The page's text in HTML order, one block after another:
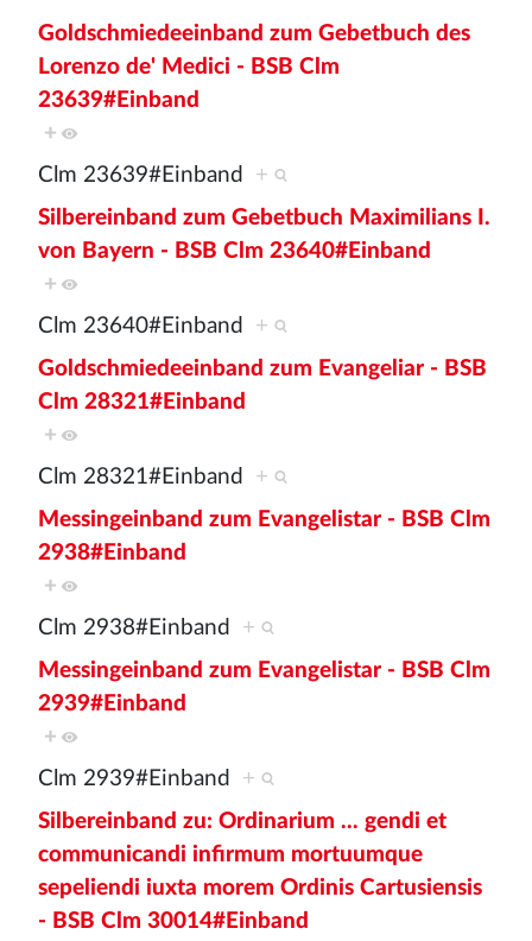
Goldschmiedeeinband zum Gebetbuch des
Lorenzo de' Medici - BSB Clm
23639#Einband
+
Clm 23639#Einband +
Silbereinband zum Gebetbuch Maximilians I.
von Bayern - BSB Clm 23640#Einband
+
Clm 23640#Einband +
Goldschmiedeeinband zum Evangeliar - BSB
Clm 28321#Einband
+
Clm 28321#Einband +
Messingeinband zum Evangelistar - BSB Clm
2938#Einband
+
Clm 2938#Einband +
Messingeinband zum Evangelistar - BSB Clm
2939#Einband
+
Clm 2939#Einband +
Silbereinband zu: Ordinarium ... gendi et
communicandi infirmum mortuumque
sepeliendi iuxta morem Ordinis Cartusiensis
- BSB Clm 30014#Einband